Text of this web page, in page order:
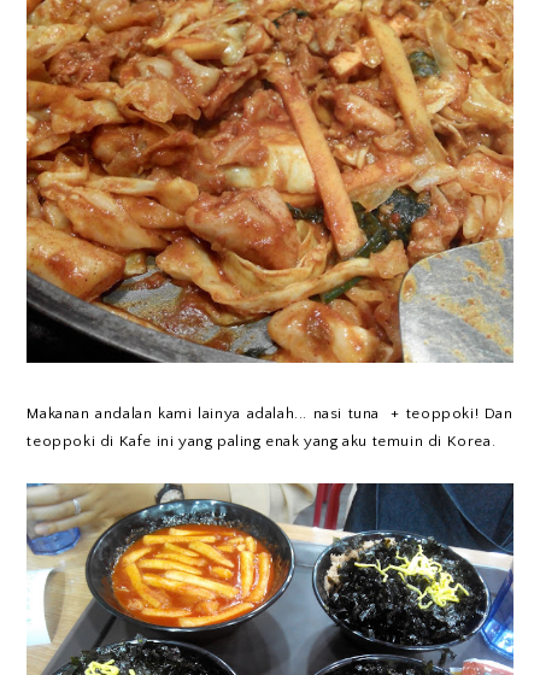
Makanan andalan kami lainya adalah... nasi tuna + teoppoki! Dan
teoppoki di Kafe ini yang paling enak yang aku temuin di Korea.